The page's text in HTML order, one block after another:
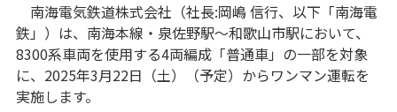
南海電気鉄道株式会社（社長:岡嶋 信行、以下「南海電
鉄」）は、南海本線・泉佐野駅～和歌山市駅において、
8300系車両を使用する4両編成「普通車」の一部を対象
に、2025年3月22日（土）（予定）からワンマン運転を
実施します。